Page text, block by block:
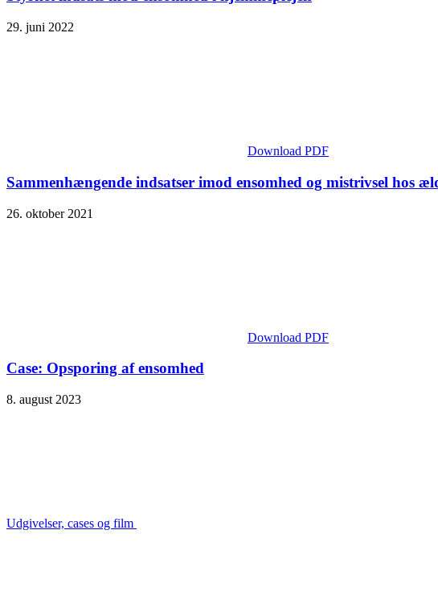
29. juni 2022
Download PDF
Sammenhængende indsatser imod ensomhed og mistrivsel hos
26. oktober 2021
Download PDF
Case: Opsporing af ensomhed
8. august 2023
Udgivelser, cases og film